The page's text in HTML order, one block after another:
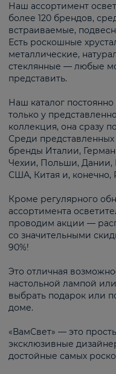
Наш ассортимент
более 120 брендов,
встраиваемые,
Есть роскошные
металлические,
стеклянные — любые
представить.
Наш каталог
только у
коллекция, она сразу
Среди
бренды Италии,
Чехии, Польши,
США, Китая и, конечно,
Кроме регулярного
ассортимента
проводим акции —
со значительными
90%!
Это отличная
настольной лампой
выбрать подарок или
доме.
«ВамСвет» — это
эксклюзивные
достойные самых